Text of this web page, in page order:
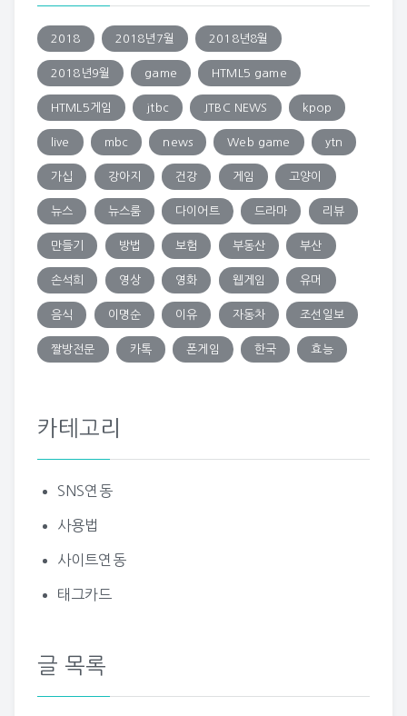
2018 2018년7월 2018년8월
2018년9월 game HTML5 game
HTML5게임 jtbc JTBC NEWS kpop
live mbc news Web game ytn
가십 강아지 건강 게임 고양이
뉴스 뉴스룸 다이어트 드라마 리뷰
만들기 방법 보험 부동산 부산
손석희 영상 영화 웹게임 유머
음식 이명순 이유 자동차 조선일보
짤방전문 카톡 폰게임 한국 효능
카테고리
SNS연동
사용법
사이트연동
태그카드
글 목록